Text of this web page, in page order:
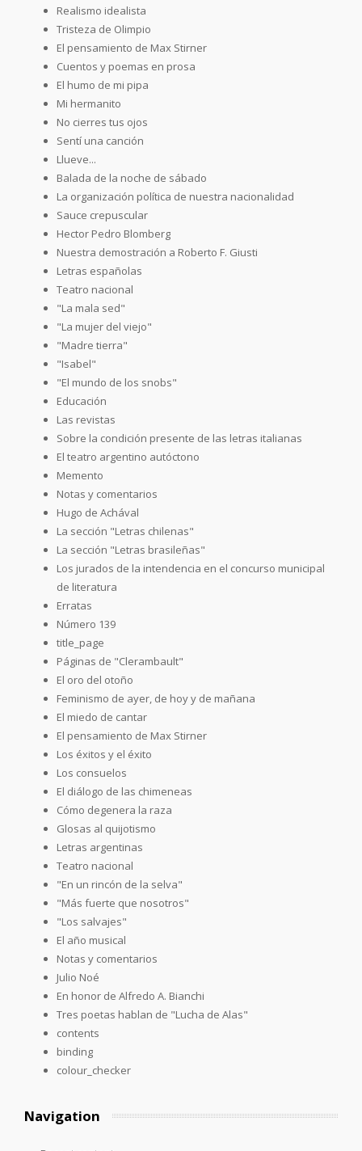
Realismo idealista
Tristeza de Olimpio
El pensamiento de Max Stirner
Cuentos y poemas en prosa
El humo de mi pipa
Mi hermanito
No cierres tus ojos
Sentí una canción
Llueve...
Balada de la noche de sábado
La organización política de nuestra nacionalidad
Sauce crepuscular
Hector Pedro Blomberg
Nuestra demostración a Roberto F. Giusti
Letras españolas
Teatro nacional
"La mala sed"
"La mujer del viejo"
"Madre tierra"
"Isabel"
"El mundo de los snobs"
Educación
Las revistas
Sobre la condición presente de las letras italianas
El teatro argentino autóctono
Memento
Notas y comentarios
Hugo de Achával
La sección "Letras chilenas"
La sección "Letras brasileñas"
Los jurados de la intendencia en el concurso municipal
de literatura
Erratas
Número 139
title_page
Páginas de "Clerambault"
El oro del otoño
Feminismo de ayer, de hoy y de mañana
El miedo de cantar
El pensamiento de Max Stirner
Los éxitos y el éxito
Los consuelos
El diálogo de las chimeneas
Cómo degenera la raza
Glosas al quijotismo
Letras argentinas
Teatro nacional
"En un rincón de la selva"
"Más fuerte que nosotros"
"Los salvajes"
El año musical
Notas y comentarios
Julio Noé
En honor de Alfredo A. Bianchi
Tres poetas hablan de "Lucha de Alas"
contents
binding
colour_checker
Navigation